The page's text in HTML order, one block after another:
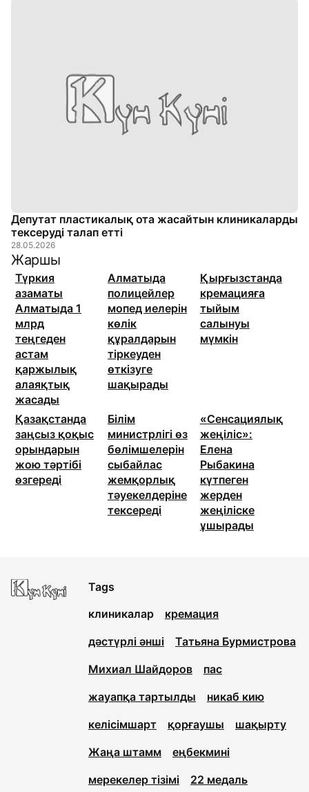
Депутат пластикалық ота жасайтын клиникаларды
тексеруді талап етті
28.05.2026
Жаршы
Түркия
азаматы
Алматыда 1
млрд
теңгеден
астам
қаржылық
алаяқтық
жасады
Алматыда
полицейлер
мопед иелерін
көлік
құралдарын
тіркеуден
өткізуге
шақырады
Қырғызстанда
кремацияға
тыйым
салынуы
мүмкін
Қазақстанда
заңсыз қоқыс
орындарын
жою тәртібі
өзгереді
Білім
министрлігі өз
бөлімшелерін
сыбайлас
жемқорлық
тәуекелдеріне
тексереді
«Сенсациялық
жеңіліс»:
Елена
Рыбакина
күтпеген
жерден
жеңіліске
ұшырады
Tags
клиникалар
кремация
дәстүрлі әнші
Татьяна Бурмистрова
Михиал Шайдоров
пас
жауапқа тартылды
никаб кию
келісімшарт
қорғаушы
шақырту
Жаңа штамм
еңбекмині
мерекелер тізімі
22 медаль